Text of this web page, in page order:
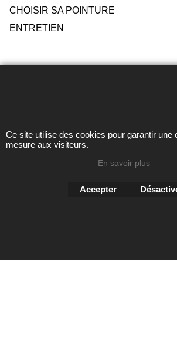
CHOISIR SA POINTURE
ENTRETIEN
Boutique en ligne créés
avec le logiciel
Ce site utilise des cookies pour garantir une
mesure aux visiteurs.
En savoir plus
Accepter